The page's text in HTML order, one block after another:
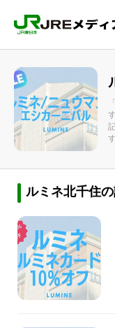
ルミネ北千住の